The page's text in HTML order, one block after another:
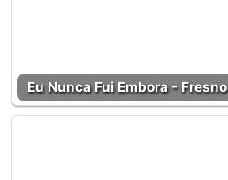
Eu Nunca Fui Embora - Fresno